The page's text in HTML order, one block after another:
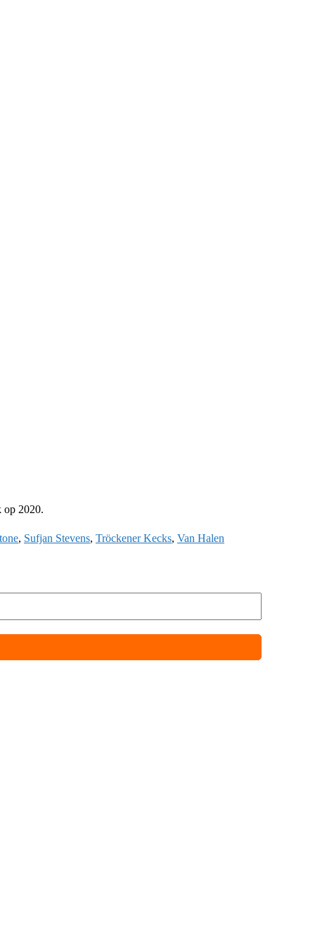
op 2020.
, Sufjan Stevens, Tröckener Kecks, Van Halen